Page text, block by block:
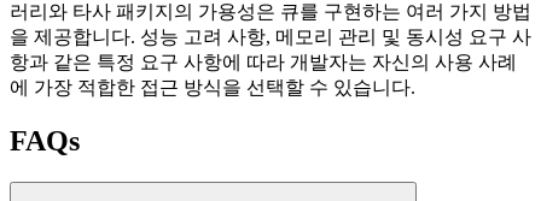
러리와 타사 패키지의 가용성은 큐를 구현하는 여러 가지 방법
을 제공합니다. 성능 고려 사항, 메모리 관리 및 동시성 요구 사
항과 같은 특정 요구 사항에 따라 개발자는 자신의 사용 사례
에 가장 적합한 접근 방식을 선택할 수 있습니다.
FAQs